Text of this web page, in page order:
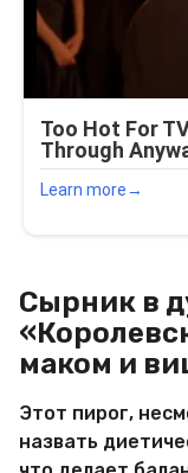
Сырник в
маком и
Этот пирог,
назвать